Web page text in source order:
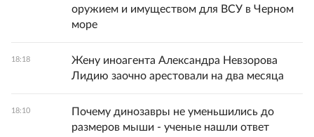
оружием и имуществом для ВСУ в Черном
море
18:18
Жену иноагента Александра Невзорова
Лидию заочно арестовали на два месяца
18:10
Почему динозавры не уменьшились до
размеров мыши - ученые нашли ответ